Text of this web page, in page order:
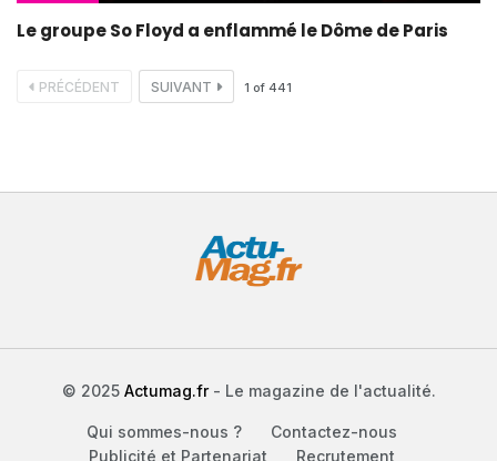
Le groupe So Floyd a enflammé le Dôme de Paris
PRÉCÉDENT SUIVANT 1 of 441
© 2025 Actumag.fr- Le magazine de l'actualité.
Qui sommes-nous ?
Contactez-nous
Publicité et Partenariat
Recrutement